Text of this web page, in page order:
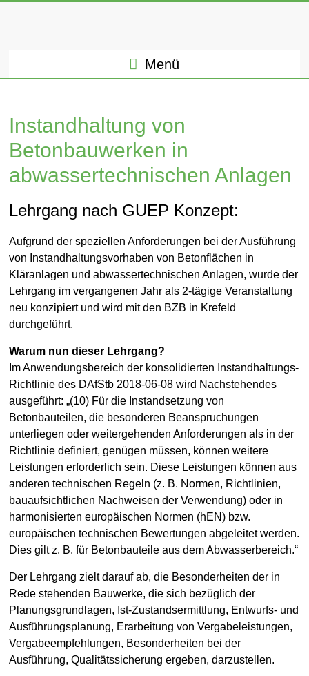
Menü
Instandhaltung von
Betonbauwerken in
abwassertechnischen Anlagen
Lehrgang nach GUEP Konzept:
Aufgrund der speziellen Anforderungen bei der Ausführung
von Instandhaltungsvorhaben von Betonflächen in
Kläranlagen und abwassertechnischen Anlagen, wurde der
Lehrgang im vergangenen Jahr als 2-tägige Veranstaltung
neu konzipiert und wird mit den BZB in Krefeld
durchgeführt.
Warum nun dieser Lehrgang?
Im Anwendungsbereich der konsolidierten Instandhaltungs-
Richtlinie des DAfStb 2018-06-08 wird Nachstehendes
ausgeführt: „(10) Für die Instandsetzung von
Betonbauteilen, die besonderen Beanspruchungen
unterliegen oder weitergehenden Anforderungen als in der
Richtlinie definiert, genügen müssen, können weitere
Leistungen erforderlich sein. Diese Leistungen können aus
anderen technischen Regeln (z. B. Normen, Richtlinien,
bauaufsichtlichen Nachweisen der Verwendung) oder in
harmonisierten europäischen Normen (hEN) bzw.
europäischen technischen Bewertungen abgeleitet werden.
Dies gilt z. B. für Betonbauteile aus dem Abwasserbereich.“
Der Lehrgang zielt darauf ab, die Besonderheiten der in
Rede stehenden Bauwerke, die sich bezüglich der
Planungsgrundlagen, Ist-Zustandsermittlung, Entwurfs- und
Ausführungsplanung, Erarbeitung von Vergabeleistungen,
Vergabeempfehlungen, Besonderheiten bei der
Ausführung, Qualitätssicherung ergeben, darzustellen.